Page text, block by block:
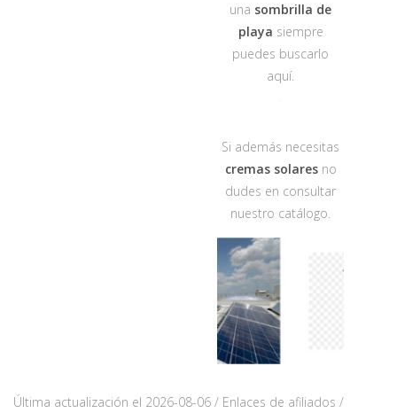
una sombrilla de
playa siempre
puedes buscarlo
aquí.
Si además necesitas
cremas solaresno
dudes en consultar
nuestro catálogo.
Última actualización el 2026-08-06 / Enlaces de afiliados /